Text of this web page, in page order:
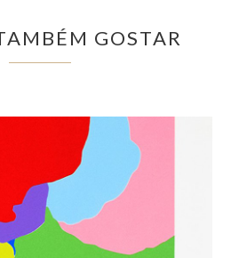
GOSTAR